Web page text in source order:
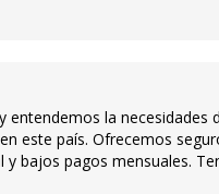
entendemos la necesidades
este país. Ofrecemos
bajos pagos mensuales.